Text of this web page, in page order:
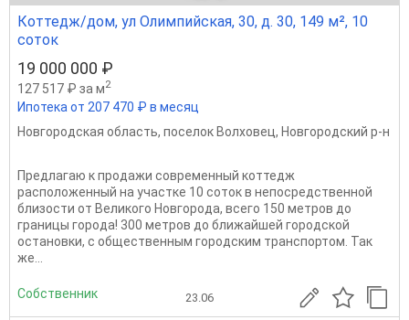
Коттедж/дом, ул Олимпийская, 30, д. 30, 149 м², 10
соток
19 000 000 ₽
127 517 ₽ за м2
Ипотека от 207 470 ₽ в месяц
Новгородская область, поселок Волховец, Новгородский р-н
Предлагаю к продажи современный коттедж
расположенный на участке 10 соток в непосредственной
близости от Великого Новгорода, всего 150 метров до
границы города! 300 метров до ближайшей городской
остановки, с общественным городским транспортом. Так
же...
Собственник 23.06